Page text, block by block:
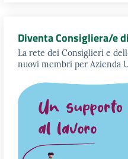
Diventa Consigliera/e
La rete dei Consiglieri e
nuovi membri per Azienda